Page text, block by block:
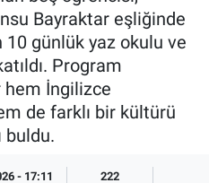
Bayraktar eşliğinde
günlük yaz okulu ve
Program
hem İngilizce
de farklı bir kültürü
buldu.
- 17:11 222